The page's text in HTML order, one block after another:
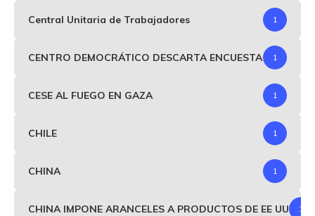
Central Unitaria de Trabajadores 1
CENTRO DEMOCRÁTICO DESCARTA ENCUESTA 1
CESE AL FUEGO EN GAZA 1
CHILE 1
CHINA 1
CHINA IMPONE ARANCELES A PRODUCTOS DE EE UU 1